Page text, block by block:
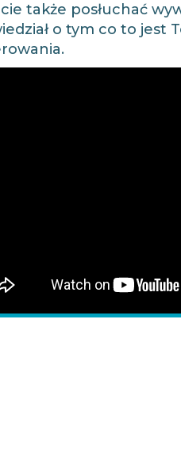
także posłuchać
o tym co to jest